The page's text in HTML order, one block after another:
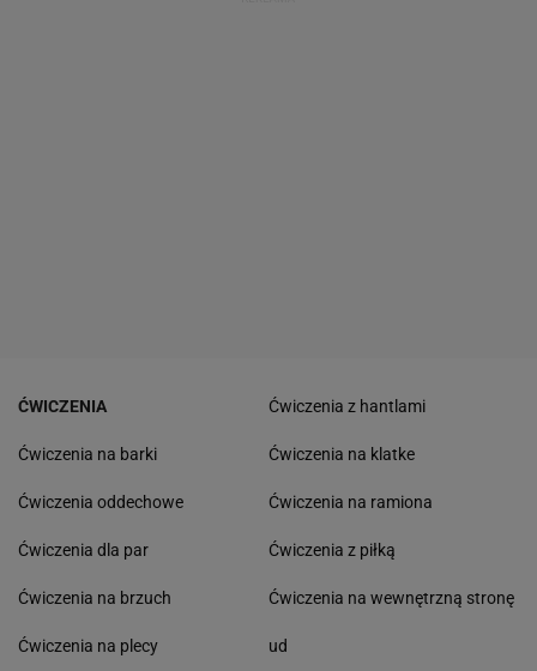
ĆWICZENIA
Ćwiczenia na barki
Ćwiczenia oddechowe
Ćwiczenia dla par
Ćwiczenia na brzuch
Ćwiczenia na plecy
Ćwiczenia z hantlami
Ćwiczenia na klatke
Ćwiczenia na ramiona
Ćwiczenia z piłką
Ćwiczenia na wewnętrzną stronę
ud